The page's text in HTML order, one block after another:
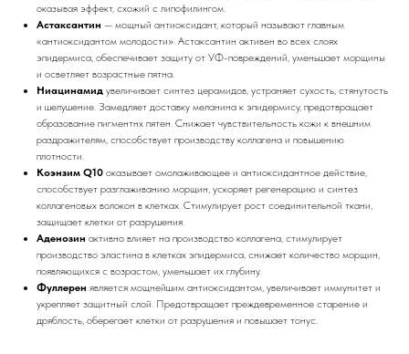
оказывая эффект, схожий с липофилингом.
Астаксантин — мощный антиоксидант, который называют главным
«антиоксидантом молодости». Астаксантин активен во всех слоях
эпидермиса, обеспечивает защиту от УФ-повреждений, уменьшает морщины
и осветляет возрастные пятна.
Ниацинамид увеличивает синтез церамидов, устраняет сухость, стянутость
и шелушение. Замедляет доставку меланина к эпидермису, предотвращает
образование пигментнх пятен. Снижает чувствительность кожи к внешним
раздражителям, способствует производству коллагена и повышению
плотности.
Коэнзим Q10 оказывает омолаживающее и антиоксидантное действие,
способствует разглаживанию морщин, ускоряет регенерацию и синтез
коллагеновых волокон в клетках. Стимулирует рост соединительной ткани,
защищает клетки от разрушения.
Аденозин активно влияет на производство коллагена, стимулирует
производство эластина в клетках эпидермиса, снижает количество морщин,
появляющихся с возрастом, уменьшает их глубину.
Фуллерен является мощнейшим антиоксидантом, увеличивает иммунитет и
укрепляет защитный слой. Предотвращает преждевременное старение и
дряблость, оберегает клетки от разрушения и повышает тонус.